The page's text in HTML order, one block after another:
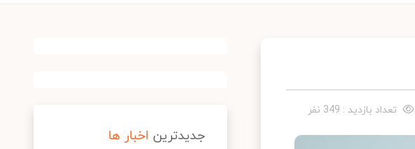
تعداد بازدید : 349 نفر
جدیدترین اخبار ها